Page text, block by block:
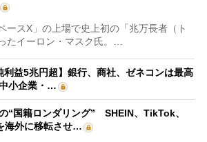
スX」の上場で史上初の「兆万長者（ト
たイーロン・マスク氏。…
利益5兆円超】銀行、商社、ゼネコンは最高
小企業・…
“国籍ロンダリング” SHEIN、TikTok、
海外に移転させ…